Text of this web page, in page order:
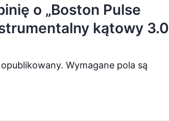
o „Boston Pulse
kątowy 3.0
Wymagane pola są